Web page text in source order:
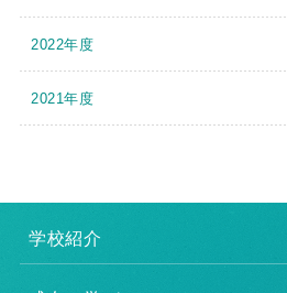
2022年度
2021年度
学校紹介